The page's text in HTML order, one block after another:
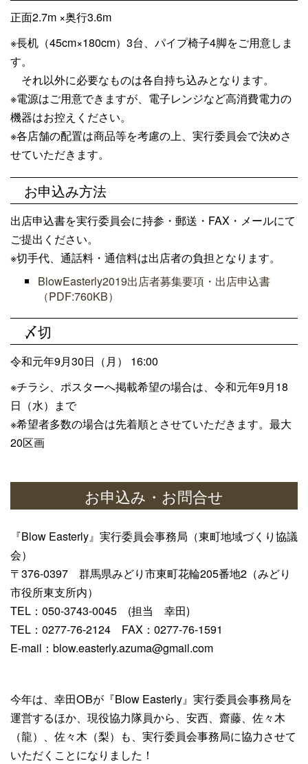
正面2.7m ×奥行3.6m
※長机（45cm×180cm） 3台、パイプ椅子4脚をご用意しま
す。
それ以外に必要なものは各自持ち込みとなります。
※電源はご用意できますが、電子レンジなど高消費電力の
機器はお控えください。
※各店舗の配置は商品等を考慮の上、実行委員会で決めさ
せていただきます。
お申込み方法
出店申込書を実行委員会に持参・郵送・ FAX ・メールにて
ご提出ください。
※切手代、通話料・通信料は出店者の負担となります。
BlowEasterly2019出店者募集要項・出店申込書
（PDF:760KB）
〆切
令和元年9月30日（月）
16:00
※チラシ、ポスターへ掲載希望の場合は、令和元年9月18
日（水）まで
※希望者多数の場合は先着順とさせていただきます。最大
20区画
お申込み・お問合せ
『Blow Easterly』実行委員会事務局（東町地域づくり協議
会）
〒376-0397 群馬県みどり市東町花輪205番地2（みどり
市役所東支所内）
TEL：050-3743-0045 (担当 幸田)
TEL：0277-76-2124 FAX：0277-76-1591
E-mail： blow.easterly.azuma@gmail.com
今年は、幸田OBが『Blow Easterly』実行委員会事務局を
運営するほか、現役協力隊員から、安西、齋藤、佐々木
（龍）、佐々木（梨）も、実行委員会事務局に協力させて
いただくことになりました！